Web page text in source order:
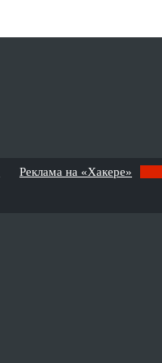
Реклама на «Хакере»